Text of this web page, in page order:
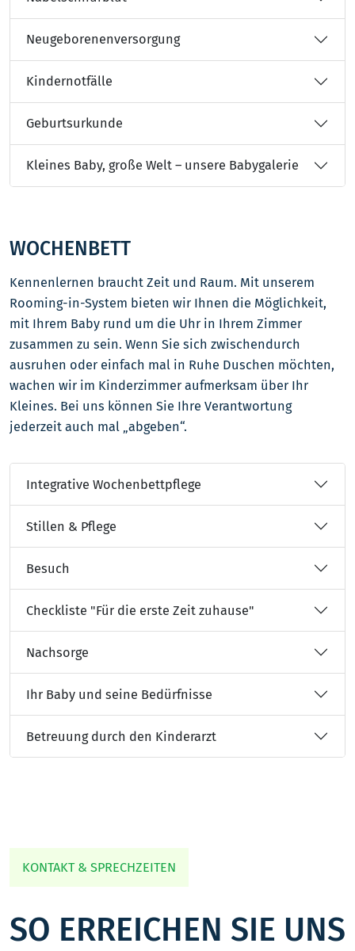
Neugeborenenversorgung
Kindernotfälle
Geburtsurkunde
Kleines Baby, große Welt – unsere Babygalerie
WOCHENBETT
Kennenlernen braucht Zeit und Raum. Mit unserem
Rooming-in-System bieten wir Ihnen die Möglichkeit,
mit Ihrem Baby rund um die Uhr in Ihrem Zimmer
zusammen zu sein. Wenn Sie sich zwischendurch
ausruhen oder einfach mal in Ruhe Duschen möchten,
wachen wir im Kinderzimmer aufmerksam über Ihr
Kleines. Bei uns können Sie Ihre Verantwortung
jederzeit auch mal „abgeben“.
Integrative Wochenbettpflege
Stillen & Pflege
Besuch
Checkliste "Für die erste Zeit zuhause"
Nachsorge
Ihr Baby und seine Bedürfnisse
Betreuung durch den Kinderarzt
KONTAKT & SPRECHZEITEN
SO ERREICHEN SIE UNS